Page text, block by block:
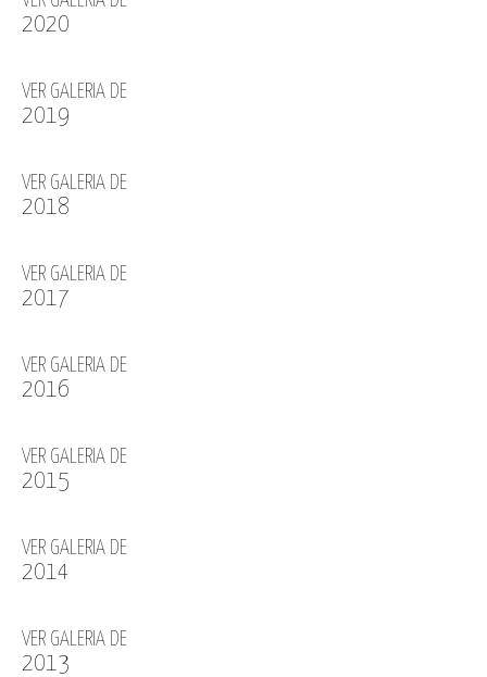
2020
VER GALERIA DE
2019
VER GALERIA DE
2018
VER GALERIA DE
2017
VER GALERIA DE
2016
VER GALERIA DE
2015
VER GALERIA DE
2014
VER GALERIA DE
2013